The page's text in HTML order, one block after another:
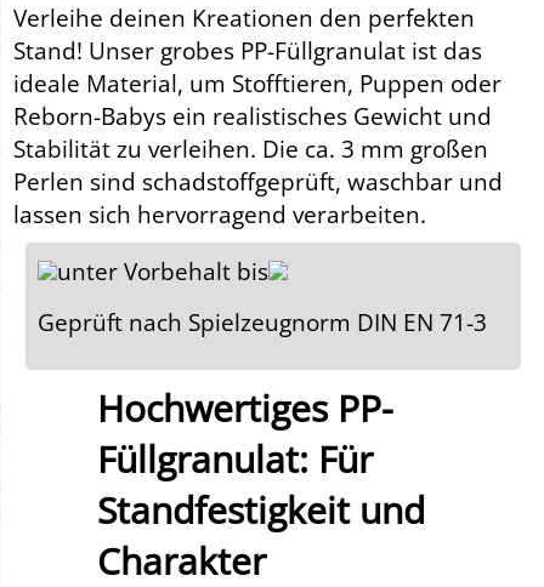
Verleihe deinen Kreationen den perfekten
Stand! Unser grobes PP-Füllgranulat ist das
ideale Material, um Stofftieren, Puppen oder
Reborn-Babys ein realistisches Gewicht und
Stabilität zu verleihen. Die ca. 3 mm großen
Perlen sind schadstoffgeprüft, waschbar und
lassen sich hervorragend verarbeiten.
unter Vorbehalt bis
Geprüft nach Spielzeugnorm DIN EN 71-3
Hochwertiges PP-
Füllgranulat: Für
Standfestigkeit und
Charakter